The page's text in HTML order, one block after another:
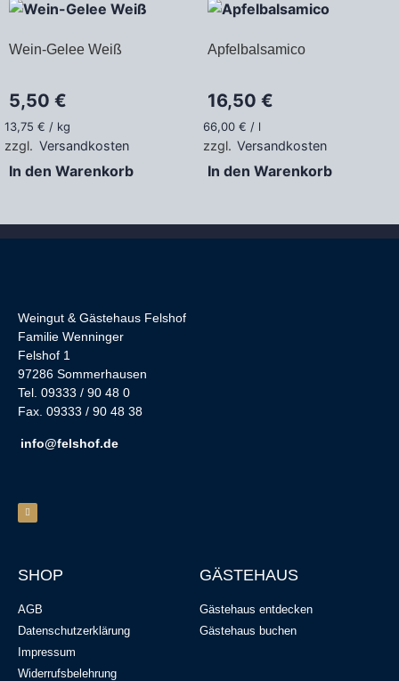
Wein-Gelee Weiß
5,50 €
13,75 € / kg
zzgl. Versandkosten
In den Warenkorb
Apfelbalsamico
16,50 €
66,00 € / l
zzgl. Versandkosten
In den Warenkorb
Weingut & Gästehaus Felshof
Familie Wenninger
Felshof 1
97286 Sommerhausen
Tel. 09333 / 90 48 0
Fax. 09333 / 90 48 38
info@felshof.de
SHOP
AGB
Datenschutzerklärung
Impressum
Widerrufsbelehrung
GÄSTEHAUS
Gästehaus entdecken
Gästehaus buchen